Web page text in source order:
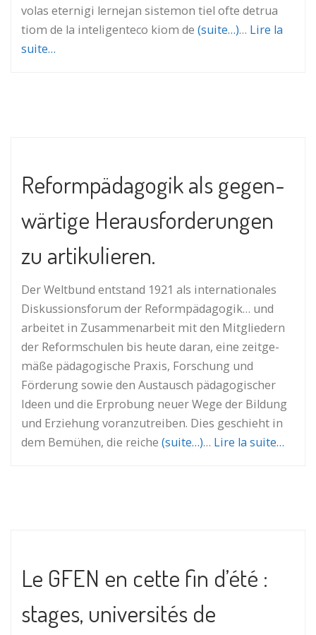
volas eternigi lernejan sistemon tiel ofte detrua
tiom de la inteligenteco kiom de (suite…)… Lire la
suite…
Reformpädagogik als ge­gen­
wär­ti­ge Heraus­for­de­run­gen
zu artikulieren.
Der Weltbund entstand 1921 als in­ter­na­tio­na­les
Diskussionsforum der Reformpädagogik… und
arbeitet in Zusammenarbeit mit den Mit­glie­dern
der Reformschulen bis heute daran, eine zeit­ge­
mäße pädagogische Praxis, For­schung und
Förderung sowie den Austausch päd­ago­gi­scher
Ideen und die Erprobung neuer Wege der Bildung
und Erziehung vor­anzutreiben. Dies ge­schieht in
dem Be­mü­hen, die reiche (suite…)… Lire la suite…
Le GFEN en cette fin d’été :
stages, universités de